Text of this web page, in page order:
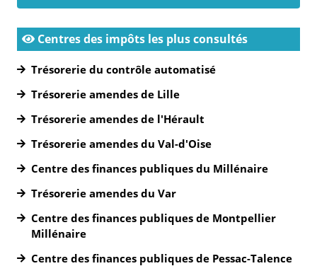
Centres des impôts les plus consultés
Trésorerie du contrôle automatisé
Trésorerie amendes de Lille
Trésorerie amendes de l'Hérault
Trésorerie amendes du Val-d'Oise
Centre des finances publiques du Millénaire
Trésorerie amendes du Var
Centre des finances publiques de Montpellier
Millénaire
Centre des finances publiques de Pessac-Talence